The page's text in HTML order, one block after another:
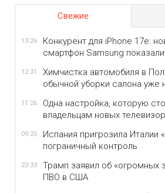
Свежие
13:26
Конкурент для iPhone 17e:
смартфон Samsung
12:31
Химчистка автомобиля в
обычной уборки салона уже
11:26
Одна настройка, которую
владельцам новых
09:25
Испания пригрозила Италии
пограничный контроль
23:33
Трамп заявил об «огромных
ПВО в США